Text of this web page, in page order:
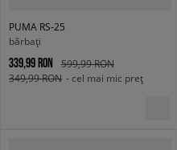
PUMA RS-25
bărbați
339,99 RON
599,99 RON
349,99 RON - cel mai mic preț